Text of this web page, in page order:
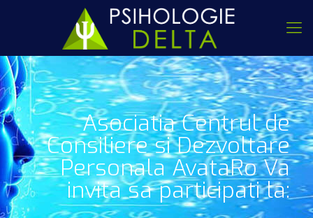
Asociatia Centrul de
Consiliere si Dezvoltare
Personala AvataRo Va
invita sa participati la: